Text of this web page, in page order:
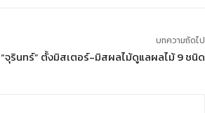
บทความถัดไป
“จุรินทร์” ตั้งมิสเตอร์-มิสผลไม้ดูแลผลไม้ 9 ชนิด